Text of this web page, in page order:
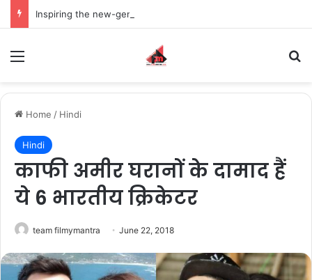
Home / Hindi
Hindi
काफी अमीर घरानों के दामाद हैं
ये 6 भारतीय क्रिकेटर
team filmymantra June 22, 2018